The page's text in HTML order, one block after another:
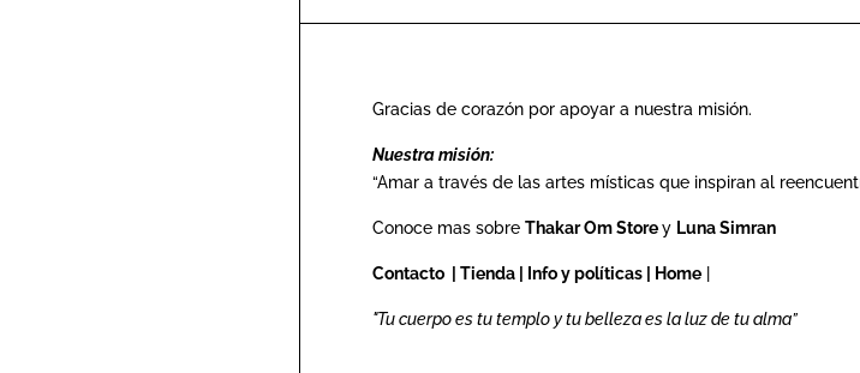
Gracias de corazón por apoyar a nuestra misión.
Nuestra misión:
“Amar a través de las artes místicas que inspiran al
Conoce mas sobre Thakar Om Storey Luna Simran
Contacto Tienda Info y políticas Home
"Tu cuerpo es tu templo y tu belleza es la luz de tu alma”